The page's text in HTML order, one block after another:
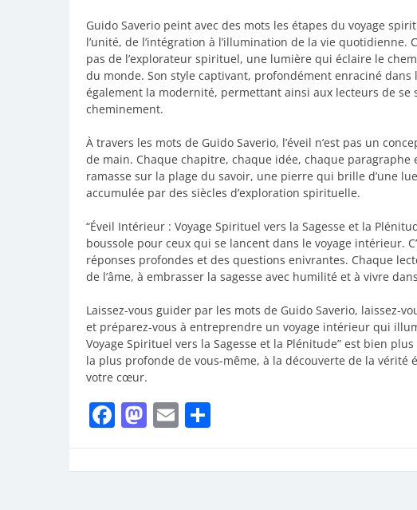
Guido Saverio peint avec des mots les étapes du voyage
l’unité, de l’intégration à l’illumination de la vie
pas de l’explorateur spirituel, une lumière qui éclaire le
du monde. Son style captivant, profondément enraciné
également la modernité, permettant ainsi aux lecteurs de
cheminement.
À travers les mots de Guido Saverio, l’éveil n’est pas un
de main. Chaque chapitre, chaque idée, chaque paragraphe
ramasse sur la plage du savoir, une pierre qui brille d’une
accumulée par des siècles d’exploration spirituelle.
“Éveil Intérieur : Voyage Spirituel vers la Sagesse et la
boussole pour ceux qui se lancent dans le voyage intérieur.
réponses profondes et des questions enivrantes. Chaque
de l’âme, à embrasser la sagesse avec humilité et à vivre
Laissez-vous guider par les mots de Guido Saverio, laissez-
et préparez-vous à entreprendre un voyage intérieur qui
Voyage Spirituel vers la Sagesse et la Plénitude” est bien
la plus profonde de vous-même, à la découverte de la
votre cœur.
Facebook
Mastodon
Email